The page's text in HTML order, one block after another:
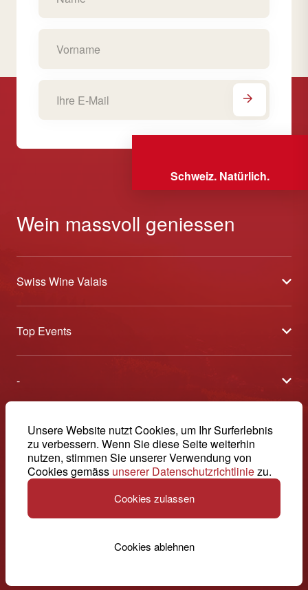
Unsere Website nutzt Cookies, um Ihr Surferlebnis
zu verbessern. Wenn Sie diese Seite weiterhin
nutzen, stimmen Sie unserer Verwendung von
Cookies gemäss unserer Datenschutzrichtliniezu.
Cookies zulassen
Cookies ablehnen
Schweiz. Natürlich.
Wein massvoll geniessen
Swiss Wine Valais
Über uns
Allgemeine Geschäftsbedingungen
Top Events
Offene Weinkeller
Tavolata
Etoiles du Valais
-
Swiss Wine Valais - Avenue de la Gare 2 - CP 144 - 1964
+41 27 345 40 80
info@swisswinevalais.ch
Impressum
Deutsch (Schweiz)